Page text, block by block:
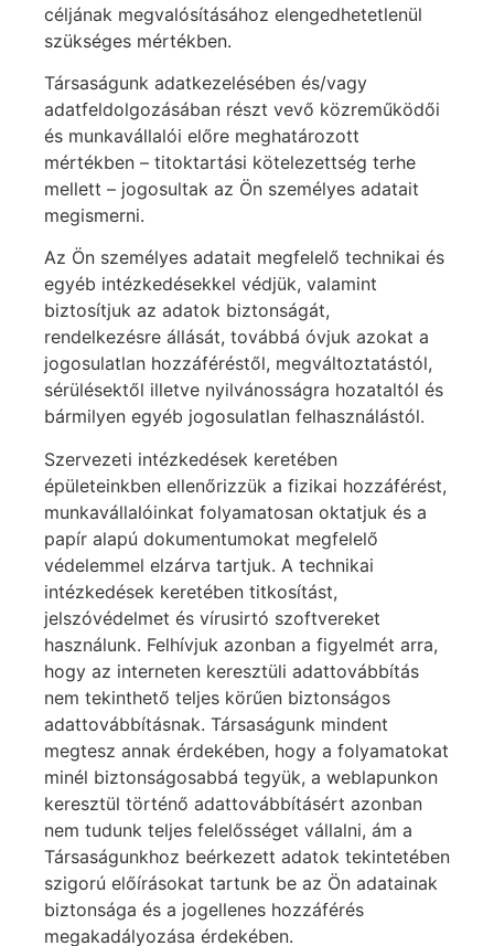
céljának megvalósításához elengedhetetlenül
szükséges mértékben.
Társaságunk adatkezelésében és/vagy
adatfeldolgozásában részt vevő közreműködői
és munkavállalói előre meghatározott
mértékben – titoktartási kötelezettség terhe
mellett – jogosultak az Ön személyes adatait
megismerni.
Az Ön személyes adatait megfelelő technikai és
egyéb intézkedésekkel védjük, valamint
biztosítjuk az adatok biztonságát,
rendelkezésre állását, továbbá óvjuk azokat a
jogosulatlan hozzáféréstől, megváltoztatástól,
sérülésektől illetve nyilvánosságra hozataltól és
bármilyen egyéb jogosulatlan felhasználástól.
Szervezeti intézkedések keretében
épületeinkben ellenőrizzük a fizikai hozzáférést,
munkavállalóinkat folyamatosan oktatjuk és a
papír alapú dokumentumokat megfelelő
védelemmel elzárva tartjuk. A technikai
intézkedések keretében titkosítást,
jelszóvédelmet és vírusirtó szoftvereket
használunk. Felhívjuk azonban a figyelmét arra,
hogy az interneten keresztüli adattovábbítás
nem tekinthető teljes körűen biztonságos
adattovábbításnak. Társaságunk mindent
megtesz annak érdekében, hogy a folyamatokat
minél biztonságosabbá tegyük, a weblapunkon
keresztül történő adattovábbításért azonban
nem tudunk teljes felelősséget vállalni, ám a
Társaságunkhoz beérkezett adatok tekintetében
szigorú előírásokat tartunk be az Ön adatainak
biztonsága és a jogellenes hozzáférés
megakadályozása érdekében.